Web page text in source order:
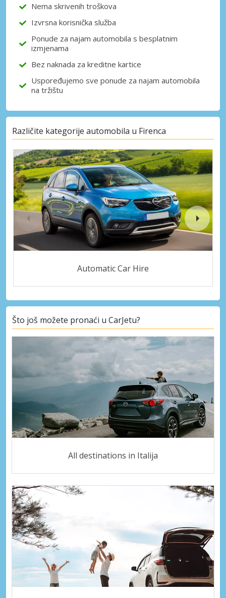
Nema skrivenih troškova
Izvrsna korisnička služba
Ponude za najam automobila s besplatnim
izmjenama
Bez naknada za kreditne kartice
Uspoređujemo sve ponude za najam automobila
na tržištu
Različite kategorije automobila u Firenca
Automatic Car Hire
Što još možete pronaći u CarJetu?
All destinations in Italija